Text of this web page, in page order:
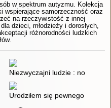
w spektrum autyzmu. Kolekcja
wspierające samorzeczność oraz
na rzeczywistość z innej
dzieci, młodzieży i dorosłych,
różnorodności ludzkich
Niezwyczajni ludzie : nowe
dla rodziców, którzy
Urodziłem się pewnego